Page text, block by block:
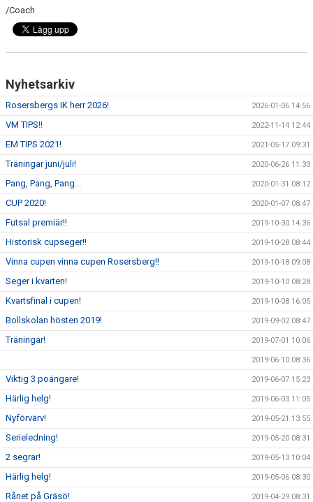
/Coach
Nyhetsarkiv
Rosersbergs IK herr 2026! 2026-01-06 14:56
VM TIPS!! 2022-11-14 12:44
EM TIPS 2021! 2021-05-17 09:31
Träningar juni/juli! 2020-06-26 11:33
Pang, Pang, Pang... 2020-01-31 08:12
CUP 2020! 2020-01-07 08:47
Futsal premiär!! 2019-10-30 14:36
Historisk cupseger!! 2019-10-28 08:44
Vinna cupen vinna cupen Rosersberg!! 2019-10-18 09:08
Seger i kvarten! 2019-10-10 08:28
Kvartsfinal i cupen! 2019-10-08 16:05
Bollskolan hösten 2019! 2019-09-02 08:47
Träningar! 2019-07-01 10:06
2019-06-10 08:36
Viktig 3 poängare! 2019-06-07 15:23
Härlig helg! 2019-06-03 11:05
Nyförvärv! 2019-05-21 13:55
Serieledning! 2019-05-20 08:31
2 segrar! 2019-05-13 10:04
Härlig helg! 2019-05-06 08:30
Rånet på Gräsö! 2019-04-29 08:31